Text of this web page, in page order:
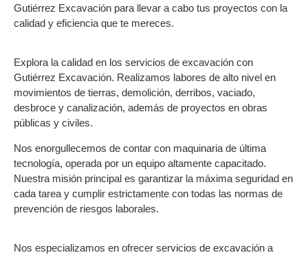
Gutiérrez Excavación para llevar a cabo tus proyectos con la
calidad y eficiencia que te mereces.
Explora la calidad en los servicios de excavación con
Gutiérrez Excavación. Realizamos labores de alto nivel en
movimientos de tierras, demolición, derribos, vaciado,
desbroce y canalización, además de proyectos en obras
públicas y civiles.
Nos enorgullecemos de contar con maquinaria de última
tecnología, operada por un equipo altamente capacitado.
Nuestra misión principal es garantizar la máxima seguridad en
cada tarea y cumplir estrictamente con todas las normas de
prevención de riesgos laborales.
Nos especializamos en ofrecer servicios de excavación a